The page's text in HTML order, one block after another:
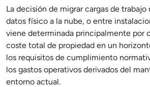
La decisión de migrar cargas de
datos físico a la nube, o entre
viene determinada principalmente por
coste total de propiedad en un
los requisitos de cumplimiento
los gastos operativos derivados del
entorno actual.